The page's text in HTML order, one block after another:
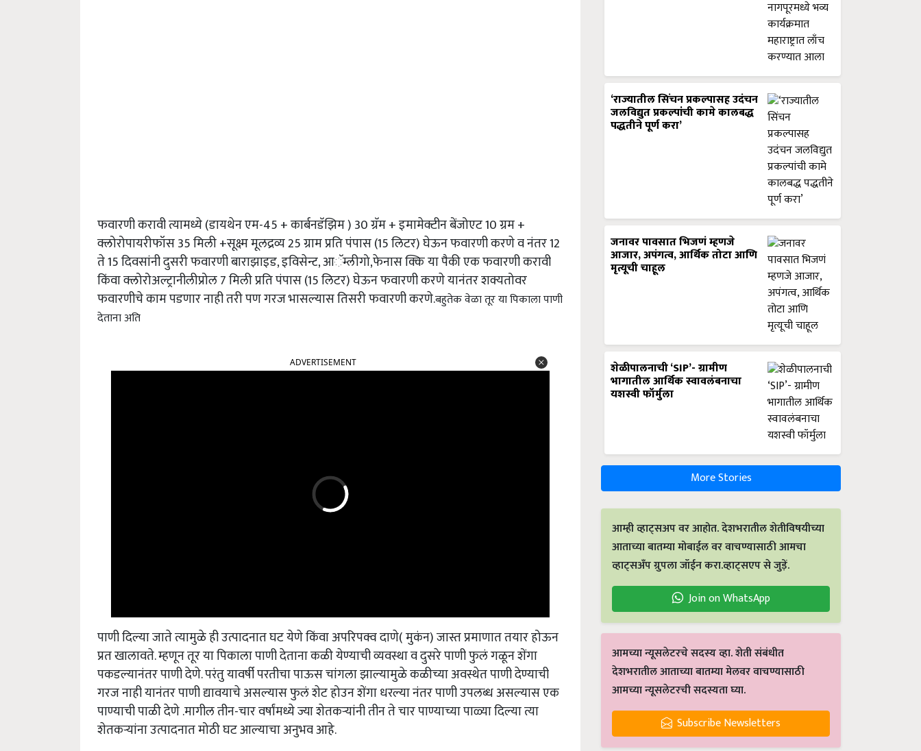
फवारणी करावी त्यामध्ये (डायथेन एम-45 + कार्बनडॅझिम ) 30 ग्रॅम + इमामेक्टीन बेंजोएट 10 ग्रम +
क्लोरोपायरीफॉस 35 मिली +सूक्ष्म मूलद्रव्य 25 ग्राम प्रति पंपास (15 लिटर) घेऊन फवारणी करणे व नंतर 12
ते 15 दिवसांनी दुसरी फवारणी बाराझाइड, इविसेन्ट, आॅम्लीगो,फेनास क्कि या पैकी एक फवारणी करावी
किंवा क्लोरोअल्ट्रानीलीप्रोल 7 मिली प्रति पंपास (15 लिटर) घेऊन फवारणी करणे यानंतर शक्यतोवर
फवारणीचे काम पडणार नाही तरी पण गरज भासल्यास तिसरी फवारणी करणे.बहुतेक वेळा तूर या पिकाला पाणी
देताना अति
पाणी दिल्या जाते त्यामुळे ही उत्पादनात घट येणे किंवा अपरिपक्व दाणे( मुकंन) जास्त प्रमाणात तयार होऊन
प्रत खालावते. म्हणून तूर या पिकाला पाणी देताना कळी येण्याची व्यवस्था व दुसरे पाणी फुलं गळून शेंगा
पकडल्यानंतर पाणी देणे. परंतु यावर्षी परतीचा पाऊस चांगला झाल्यामुळे कळीच्या अवस्थेत पाणी देण्याची
गरज नाही यानंतर पाणी द्यावयाचे असल्यास फुलं शेट होउन शेंगा धरल्या नंतर पाणी उपलब्ध असल्यास एक
पाण्याची पाळी देणे .मागील तीन-चार वर्षांमध्ये ज्या शेतकऱ्यांनी तीन ते चार पाण्याच्या पाळ्या दिल्या त्या
शेतकऱ्यांना उत्पादनात मोठी घट आल्याचा अनुभव आहे.
‘राज्यातील सिंचन प्रकल्पासह उदंचन
जलविद्युत प्रकल्पांची कामे कालबद्ध
पद्धतीने पूर्ण करा’
जनावर पावसात भिजणं म्हणजे
आजार, अपंगत्व, आर्थिक तोटा आणि
मृत्यूची चाहूल
शेळीपालनाची ‘SIP’- ग्रामीण
भागातील आर्थिक स्वावलंबनाचा
यशस्वी फॉर्मुला
More Stories
आम्ही व्हाट्सअप वर आहोत. देशभरातील शेतीविषयीच्या
आताच्या बातम्या मोबाईल वर वाचण्यासाठी आमचा
व्हाट्सअँप ग्रुपला जॉईन करा.व्हाट्सएप से जुड़ें.
Join on WhatsApp
आमच्या न्यूसलेटरचे सदस्य व्हा. शेती संबंधीत
देशभरातील आताच्या बातम्या मेलवर वाचण्यासाठी
आमच्या न्यूसलेटरची सदस्यता घ्या.
Subscribe Newsletters